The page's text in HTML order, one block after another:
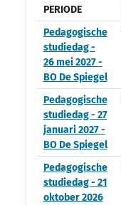
PERIODE
Pedagogische
studiedag -
26 mei 2027 -
BO De Spiegel
Pedagogische
studiedag - 27
januari 2027 -
BO De Spiegel
Pedagogische
studiedag - 21
oktober 2026